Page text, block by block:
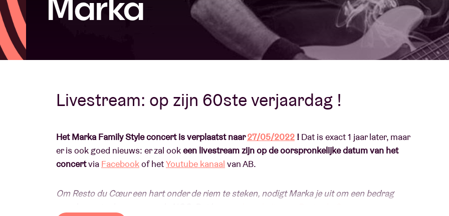
AB ❤ you
Contact
Livestream: op zijn 60ste verjaardag !
Het Marka Family Style concert is verplaatst naar27/05/2022 ! Dat is exact 1 jaar later, maar
er is ook goed nieuws: er zal ookeen livestream zijn op de oorspronkelijke datum van het
concertvia Facebookof hetYoutube kanaal van AB.
Om Resto du Cœur een hart onder de riem te steken, nodigt Marka je uit om een bedrag